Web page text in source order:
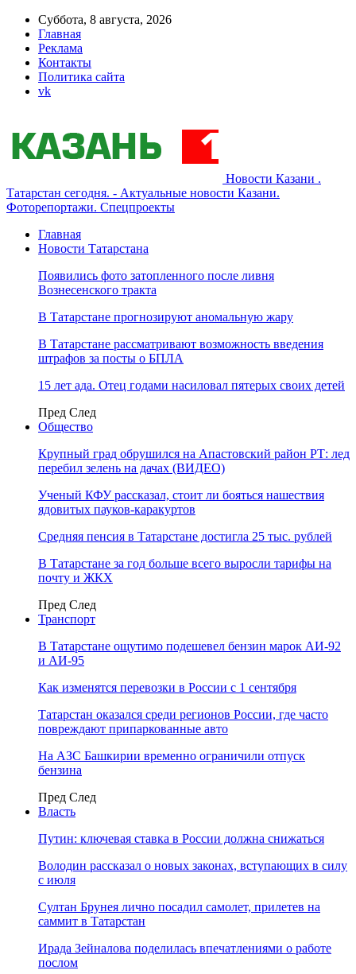
Суббота, 8 августа, 2026
Главная
Реклама
Контакты
Политика сайта
vk
Новости Казани .
Татарстан сегодня. - Актуальные новости Казани.
Фоторепортажи. Спецпроекты
Главная
Новости Татарстана
Появились фото затопленного после ливня
Вознесенского тракта
В Татарстане прогнозируют аномальную жару
В Татарстане рассматривают возможность введения
штрафов за посты о БПЛА
15 лет ада. Отец годами насиловал пятерых своих детей
Пред След
Общество
Крупный град обрушился на Апастовский район РТ: лед
перебил зелень на дачах (ВИДЕО)
Ученый КФУ рассказал, стоит ли бояться нашествия
ядовитых пауков-каракуртов
Средняя пенсия в Татарстане достигла 25 тыс. рублей
В Татарстане за год больше всего выросли тарифы на
почту и ЖКХ
Пред След
Транспорт
В Татарстане ощутимо подешевел бензин марок АИ-92
и АИ-95
Как изменятся перевозки в России с 1 сентября
Татарстан оказался среди регионов России, где часто
повреждают припаркованные авто
На АЗС Башкирии временно ограничили отпуск
бензина
Пред След
Власть
Путин: ключевая ставка в России должна снижаться
Володин рассказал о новых законах, вступающих в силу
с июля
Султан Брунея лично посадил самолет, прилетев на
саммит в Татарстан
Ирада Зейналова поделилась впечатлениями о работе
послом